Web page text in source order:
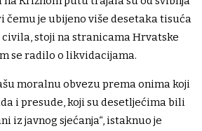
čemu je ubijeno više desetaka tisuća
stoji na stranicama Hrvatske
se radilo o likvidacijama.
moralnu obvezu prema onima koji
i presude, koji su desetljećima bili
iz javnog sjećanja“, istaknuo je